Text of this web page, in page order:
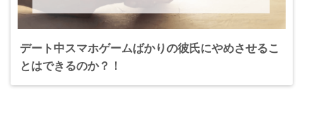
デート中スマホゲームばかりの彼氏にやめさせるこ
とはできるのか？！